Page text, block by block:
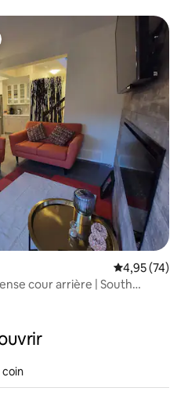
Note
4,95 (74)
cour arrière | South
coin